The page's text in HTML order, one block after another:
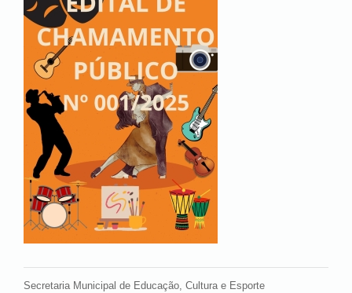
Secretaria Municipal de Educação, Cultura e Esporte